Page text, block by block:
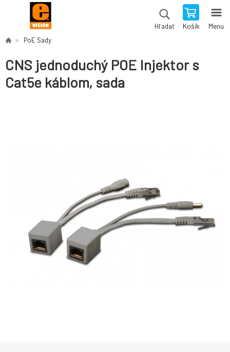
Hľadať Košík Menu
PoE Sady
CNS jednoduchý POE Injektor s
Cat5e káblom, sada